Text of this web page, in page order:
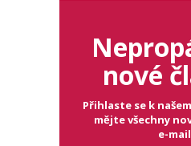
nové
Přihlaste se k
mějte všechny
e-